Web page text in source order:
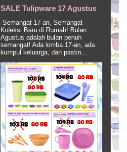
SALE Tulipware 17 Agustus
Semangat 17-an, Semangat
Koleksi Baru di Rumah! Bulan
Agustus adalah bulan penuh
semangat! Ada lomba 17-an, ada
kumpul keluarga, dan pastin...